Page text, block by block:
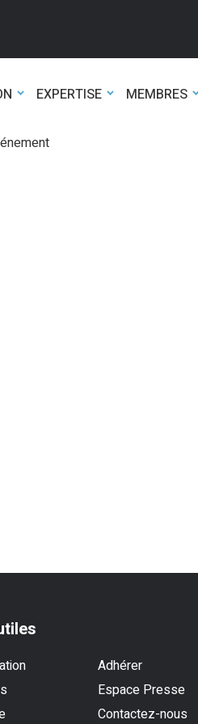
EXPERTISE MEMBRES
Adhérer
Espace Presse
Contactez-nous